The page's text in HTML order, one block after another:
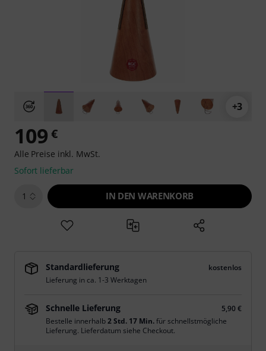
+3
109 €
Alle Preise inkl. MwSt.
Sofort lieferbar
1 IN DEN WARENKORB
Standardlieferung
kostenlos
Lieferung in ca. 1-3 Werktagen
Schnelle Lieferung
5,90 €
Bestelle innerhalb2 Std. 17 Min.für schnellstmögliche
Lieferung. Lieferdatum siehe Checkout.